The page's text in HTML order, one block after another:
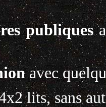
publiques
avec
lits, sans